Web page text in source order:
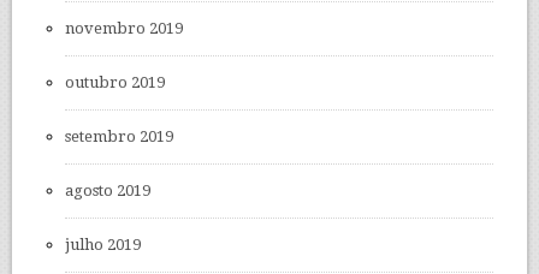
novembro 2019
outubro 2019
setembro 2019
agosto 2019
julho 2019